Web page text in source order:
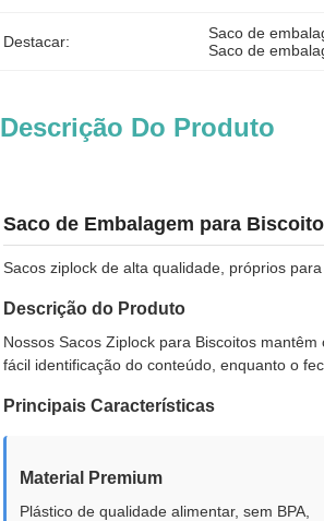
Destacar: Saco de
Saco de
Descrição Do Produto
Saco de Embalagem para
Sacos ziplock de alta qualidade, próprios
Descrição do Produto
Nossos Sacos Ziplock para Biscoitos
fácil identificação do conteúdo, enquanto o
Principais Características
Material Premium
Plástico de qualidade alimentar, sem BPA,